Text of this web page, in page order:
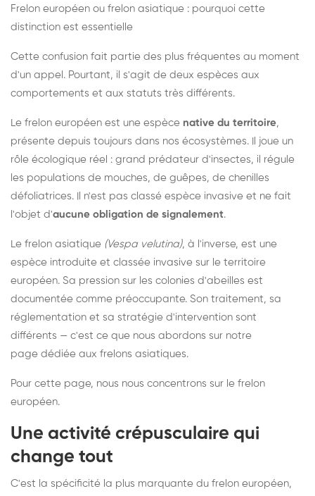
Frelon européen ou frelon asiatique : pourquoi cette
distinction est essentielle
Cette confusion fait partie des plus fréquentes au moment
d'un appel. Pourtant, il s'agit de deux espèces aux
comportements et aux statuts très différents.
Le frelon européen est une espèce native du territoire,
présente depuis toujours dans nos écosystèmes. Il joue un
rôle écologique réel : grand prédateur d'insectes, il régule
les populations de mouches, de guêpes, de chenilles
défoliatrices. Il n'est pas classé espèce invasive et ne fait
l'objet d'aucune obligation de signalement.
Le frelon asiatique (Vespa velutina), à l'inverse, est une
espèce introduite et classée invasive sur le territoire
européen. Sa pression sur les colonies d'abeilles est
documentée comme préoccupante. Son traitement, sa
réglementation et sa stratégie d'intervention sont
différents — c'est ce que nous abordons sur notre
page dédiée aux frelons asiatiques.
Pour cette page, nous nous concentrons sur le frelon
européen.
Une activité crépusculaire qui
change tout
C'est la spécificité la plus marquante du frelon européen,